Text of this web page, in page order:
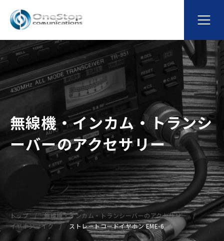
無線機・インカム・トランシ
ーバーのアクセサリー
トップ
無線機・インカム・トランシーバーのアクセサリー
イヤホンマイク
ストレートコードイヤホン EME-6